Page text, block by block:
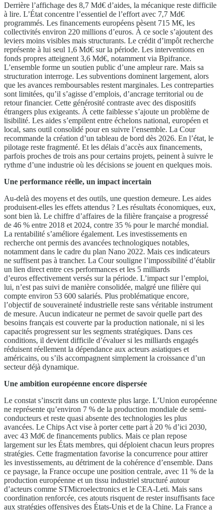
Derrière l’affichage des 8,7 Md€ d’aides, la mécanique reste difficile
à lire. L’État concentre l’essentiel de l’effort avec 7,7 Md€
programmés. Les financements européens pèsent 715 M€, les
collectivités environ 220 millions d’euros. À ce socle s’ajoutent des
leviers moins visibles mais structurants. Le crédit d’impôt recherche
représente à lui seul 1,6 Md€ sur la période. Les interventions en
fonds propres atteignent 3,6 Md€, notamment via Bpifrance.
L’ensemble forme un soutien public d’une ampleur rare. Mais sa
structuration interroge. Les subventions dominent largement, alors
que les avances remboursables restent marginales. Les contreparties
sont limitées, qu’il s’agisse d’emplois, d’ancrage territorial ou de
retour financier. Cette générosité contraste avec des dispositifs
étrangers plus exigeants. À cette faiblesse s’ajoute un problème de
lisibilité. Les aides s’empilent entre échelons national, européen et
local, sans outil consolidé pour en suivre l’ensemble. La Cour
recommande la création d’un tableau de bord dès 2026. En l’état, le
pilotage reste fragmenté. Et les délais d’accès aux financements,
parfois proches de trois ans pour certains projets, peinent à suivre le
rythme d’une industrie où les décisions se jouent en quelques mois.
Une performance réelle, un impact incertain
Au-delà des moyens et des outils, une question demeure. Les aides
produisent-elles les effets attendus ? Les résultats économiques, eux,
sont bien là. Le chiffre d’affaires de la filière française a progressé
de 46 % entre 2018 et 2024, contre 35 % pour le marché mondial.
La rentabilité s’améliore également. Les investissements en
recherche ont permis des avancées technologiques notables,
notamment dans le cadre du plan Nano 2022. Mais ces indicateurs
ne suffisent pas à trancher. La Cour souligne l’impossibilité d’établir
un lien direct entre ces performances et les 5 milliards
d’euros effectivement versés sur la période. L’impact sur l’emploi,
lui, n’est pas suivi de manière consolidée, malgré une filière qui
compte environ 53 600 salariés. Plus problématique encore,
l’objectif de souveraineté industrielle reste sans véritable instrument
de mesure. Aucun indicateur ne permet de savoir quelle part des
besoins français est couverte par la production nationale, ni si les
capacités progressent sur les segments stratégiques. Dans ces
conditions, il devient difficile d’évaluer si les milliards engagés
réduisent réellement la dépendance aux acteurs asiatiques et
américains, ou s’ils accompagnent simplement la croissance d’un
secteur déjà dynamique.
Une ambition européenne encore dispersée
Le constat s’inscrit dans un contexte plus large. L’Union européenne
ne représente qu’environ 7 % de la production mondiale de semi-
conducteurs et reste quasi absente des technologies les plus
avancées. Le Chips Act vise à porter cette part à 20 % d’ici 2030,
avec 43 Md€ de financements publics. Mais ce plan repose
largement sur les États membres, qui déploient chacun leurs propres
stratégies. Cette fragmentation favorise la concurrence pour attirer
les investissements, au détriment de la cohérence d’ensemble. Dans
ce paysage, la France occupe une position centrale, avec 11 % de la
production européenne et un tissu industriel structuré autour
d’acteurs comme STMicroelectronics et le CEA-Leti. Mais sans
coordination renforcée, ces atouts risquent de rester insuffisants face
aux stratégies offensives des États-Unis et de la Chine. La France a